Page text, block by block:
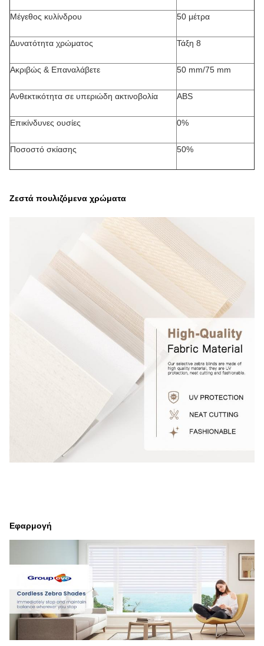
Μέγεθος κυλίνδρου 50 μέτρα
Δυνατότητα χρώματος Τάξη 8
Ακριβώς & Επαναλάβετε 50 mm/75 mm
Ανθεκτικότητα σε υπεριώδη ακτινοβολία ABS
Επικίνδυνες ουσίες 0%
Ποσοστό σκίασης 50%
Ζεστά πουλιζόμενα χρώματα
Εφαρμογή